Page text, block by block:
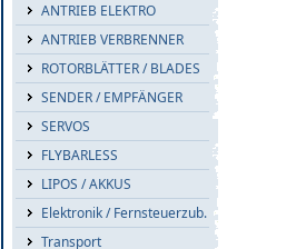
ANTRIEB ELEKTRO
ANTRIEB VERBRENNER
ROTORBLÄTTER / BLADES
SENDER / EMPFÄNGER
SERVOS
FLYBARLESS
LIPOS / AKKUS
Elektronik / Fernsteuerzub.
Transport